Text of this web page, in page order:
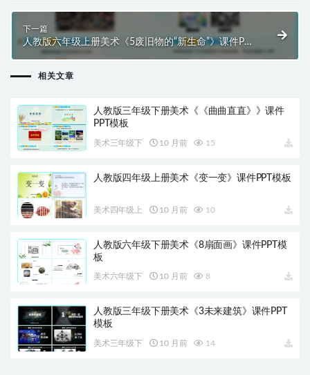
下一篇
人教版六年级上册美术《5废旧物的“新生命”》课件PPT
模板
相关文章
人教版三年级下册美术《《曲曲直直》》课件
PPT模板
美术三年级下 10 月前 15
人教版四年级上册美术《变一变》课件PPT模板
美术四年级上 10 月前 10
人教版六年级下册美术《8扇面画》课件PPT模
板
美术六年级下 10 月前 8
人教版三年级下册美术《3未来建筑》课件PPT
模板
美术三年级下 10 月前 14